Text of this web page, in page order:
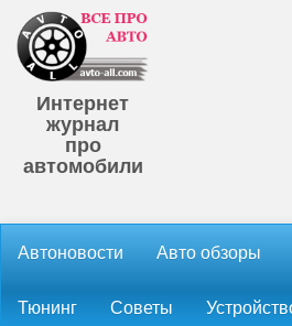
Интернет
журнал
про
автомобили
Автоновости Авто обзоры
Тюнинг Советы